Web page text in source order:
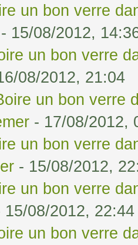
un bon verre
- 15/08/2012,
un bon verre
08/2012, 21:04
un bon verre
- 17/08/2012,
un bon verre
- 15/08/2012,
un bon verre
15/08/2012, 22:44
un bon verre